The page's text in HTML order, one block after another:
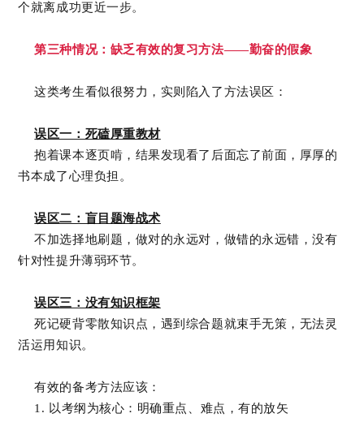
个就离成功更近一步。
第三种情况：缺乏有效的复习方法——勤奋的假象
这类考生看似很努力，实则陷入了方法误区：
误区一：死磕厚重教材
抱着课本逐页啃，结果发现看了后面忘了前面，厚厚的
书本成了心理负担。
误区二：盲目题海战术
不加选择地刷题，做对的永远对，做错的永远错，没有
针对性提升薄弱环节。
误区三：没有知识框架
死记硬背零散知识点，遇到综合题就束手无策，无法灵
活运用知识。
有效的备考方法应该：
1. 以考纲为核心：明确重点、难点，有的放矢